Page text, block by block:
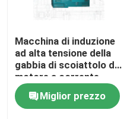
Macchina di induzione
ad alta tensione della
gabbia di scoiattolo del
motore a corrente
alternata di Y 1000kw
1500kw 3600rpm 3KV
Miglior prezzo